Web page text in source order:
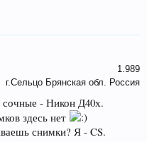
1.989
г.Сельцо Брянская обл. Россия
- Никон Д40х.
здесь нет
снимки? Я - CS.